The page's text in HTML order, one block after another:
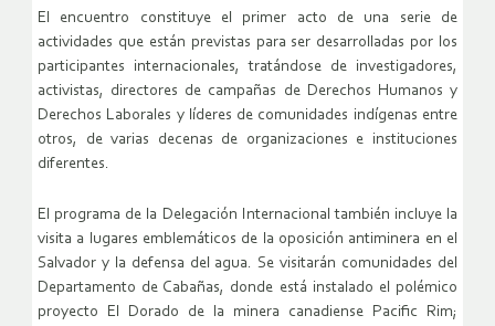
El encuentro constituye el primer acto de una serie de
actividades que están previstas para ser desarrolladas por los
participantes internacionales, tratándose de investigadores,
activistas, directores de campañas de Derechos Humanos y
Derechos Laborales y líderes de comunidades indígenas entre
otros, de varias decenas de organizaciones e instituciones
diferentes.
El programa de la Delegación Internacional también incluye la
visita a lugares emblemáticos de la oposición antiminera en el
Salvador y la defensa del agua. Se visitarán comunidades del
Departamento de Cabañas, donde está instalado el polémico
proyecto El Dorado de la minera canadiense Pacific Rim;